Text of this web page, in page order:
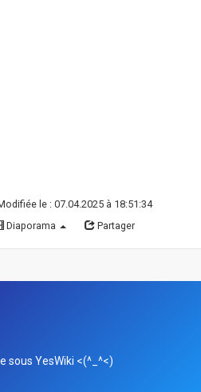
le : 07.04.2025 à 18:51:34
Diaporama Partager
sous YesWiki <(^_^<)